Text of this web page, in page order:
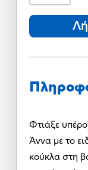
Φτιάξε
Άννα με το
κούκλα στη